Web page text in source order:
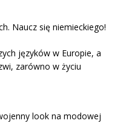
Naucz się niemieckiego!
języków w Europie, a
zarówno w życiu
look na modowej